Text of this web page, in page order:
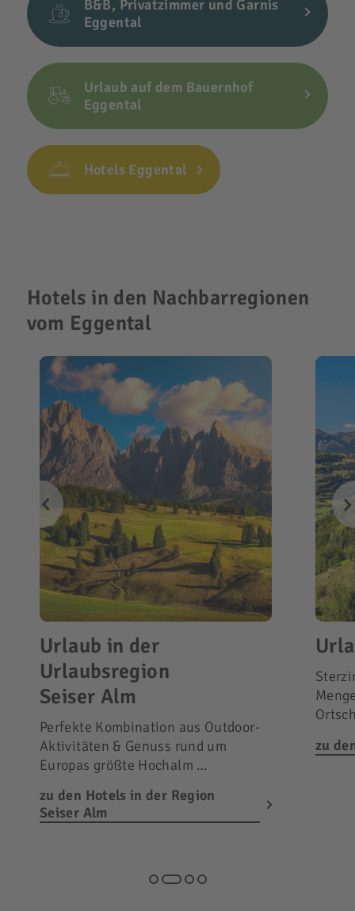
B&B, Privatzimmer und Garnis
Eggental
Urlaub auf dem Bauernhof
Eggental
Hotels Eggental
Hotels in den Nachbarregionen
vom Eggental
Urlaub in der
Urlaubsregion
Seiser Alm
Perfekte Kombination aus Outdoor-
Aktivitäten & Genuss rund um
Europas größte Hochalm …
zu den Hotels in der Region
Seiser Alm
zu